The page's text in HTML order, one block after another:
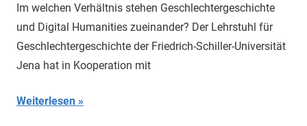
Im welchen Verhältnis stehen Geschlechtergeschichte
und Digital Humanities zueinander? Der Lehrstuhl für
Geschlechtergeschichte der Friedrich-Schiller-Universität
Jena hat in Kooperation mit
Weiterlesen